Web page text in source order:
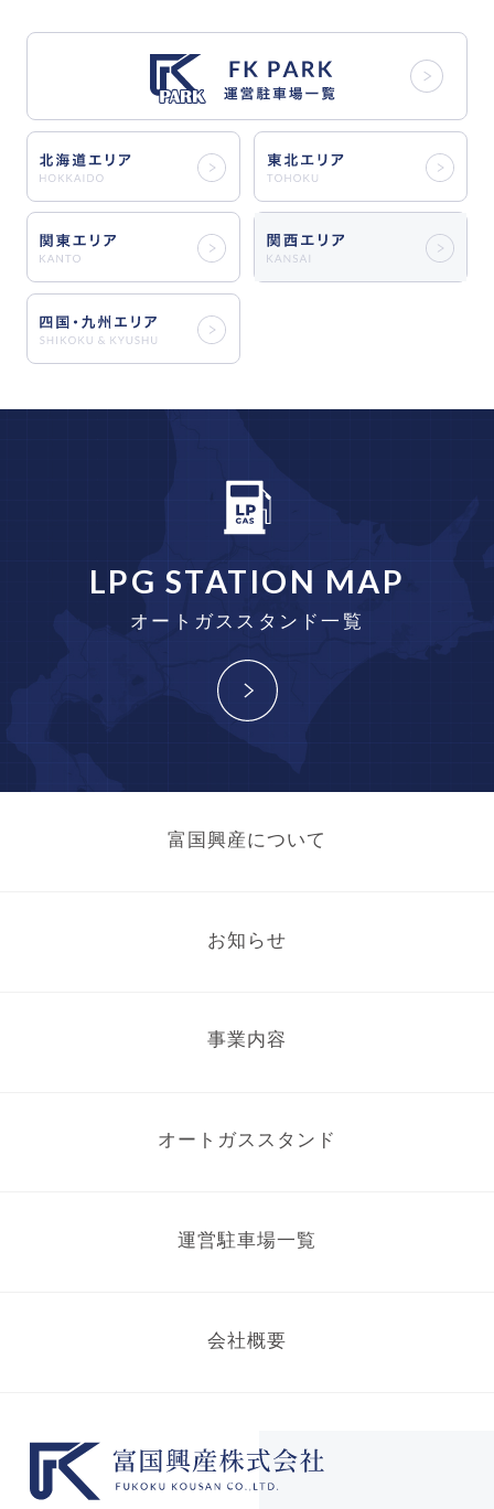
LPG STATION MAP
オートガススタンド一覧
富国興産について
お知らせ
事業内容
オートガススタンド
運営駐車場一覧
会社概要